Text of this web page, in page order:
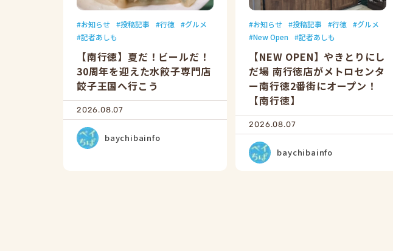
お知らせ 投稿記事 行徳
グルメ
記者あしも
【南行徳】夏だ！ビールだ！
30周年を迎えた水餃子専門店
餃子王国へ行こう
2026.08.07
baychibainfo
お知らせ 投稿記事 行徳
グルメ
New Open
記者あしも
【NEW OPEN】やきとりにし
だ場 南行徳店がメトロセンタ
ー南行徳2番街にオープン！
【南行徳】
2026.08.07
baychibainfo